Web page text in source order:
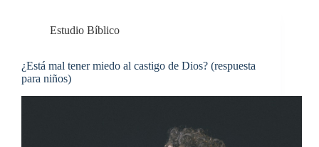
Estudio Bíblico
¿Está mal tener miedo al castigo de Dios? (respuesta
para niños)